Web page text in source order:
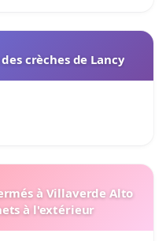
crèches de Lancy
à Villaverde Alto
à l'extérieur